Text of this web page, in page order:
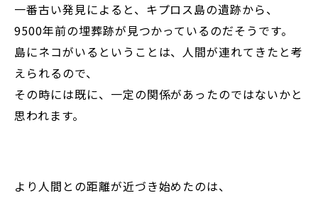
一番古い発見によると、キプロス島の遺跡から、
9500年前の埋葬跡が見つかっているのだそうです。
島にネコがいるということは、人間が連れてきたと考
えられるので、
その時には既に、一定の関係があったのではないかと
思われます。
より人間との距離が近づき始めたのは、